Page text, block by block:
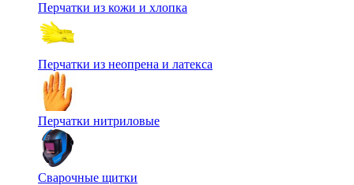
Перчатки из кожи и хлопка
Перчатки из неопрена и латекса
Перчатки нитриловые
Сварочные щитки